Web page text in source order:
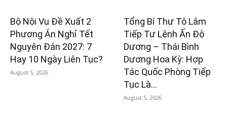
Bộ Nội Vụ Đề Xuất 2
Phương Án Nghỉ Tết
Nguyên Đán 2027: 7
Hay 10 Ngày Liên Tục?
August 5, 2026
Tổng Bí Thư Tô Lâm
Tiếp Tư Lệnh Ấn Độ
Dương – Thái Bình
Dương Hoa Kỳ: Hợp
Tác Quốc Phòng Tiếp
Tục Là...
August 5, 2026